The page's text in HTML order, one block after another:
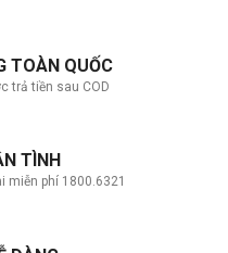
TOÀN QUỐC
trả tiền sau COD
TÌNH
miễn phí 1800.6321